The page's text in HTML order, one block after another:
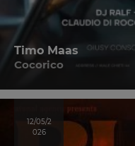
Timo Maas
Cocorico
12/05/2
026